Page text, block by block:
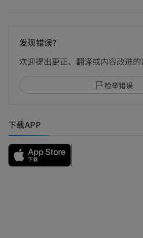
发现错误？
欢迎提出更正、翻译或内容改进的
检举错误
下载APP